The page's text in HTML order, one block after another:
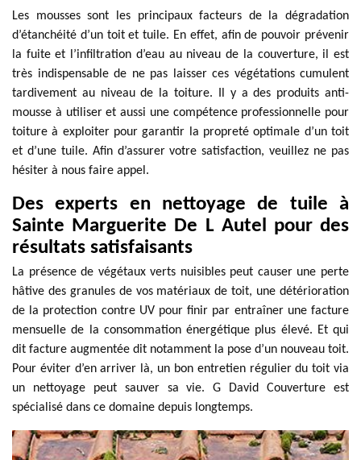
Les mousses sont les principaux facteurs de la dégradation
d’étanchéité d’un toit et tuile. En effet, afin de pouvoir prévenir
la fuite et l’infiltration d’eau au niveau de la couverture, il est
très indispensable de ne pas laisser ces végétations cumulent
tardivement au niveau de la toiture. Il y a des produits anti-
mousse à utiliser et aussi une compétence professionnelle pour
toiture à exploiter pour garantir la propreté optimale d’un toit
et d’une tuile. Afin d’assurer votre satisfaction, veuillez ne pas
hésiter à nous faire appel.
Des experts en nettoyage de tuile à
Sainte Marguerite De L Autel pour des
résultats satisfaisants
La présence de végétaux verts nuisibles peut causer une perte
hâtive des granules de vos matériaux de toit, une détérioration
de la protection contre UV pour finir par entraîner une facture
mensuelle de la consommation énergétique plus élevé. Et qui
dit facture augmentée dit notamment la pose d’un nouveau toit.
Pour éviter d’en arriver là, un bon entretien régulier du toit via
un nettoyage peut sauver sa vie. G David Couverture est
spécialisé dans ce domaine depuis longtemps.